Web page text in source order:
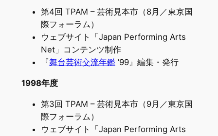
第4回 TPAM – 芸術見本市（8月／東京国
際フォーラム）
ウェブサイト「Japan Performing Arts
Net」コンテンツ制作
『舞台芸術交流年鑑’99』編集・発行
1998年度
第3回 TPAM – 芸術見本市（9月／東京国
際フォーラム）
ウェブサイト「Japan Performing Arts